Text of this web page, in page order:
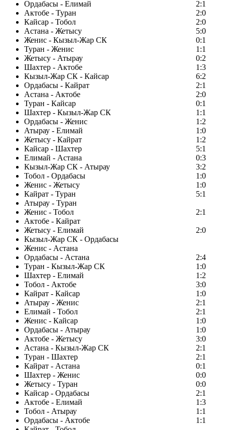
Ордабасы - Елимай
2:1
Актобе - Туран
2:0
Кайсар - Тобол
2:0
Астана - Жетысу
5:0
Женис - Кызыл-Жар СК
0:1
Туран - Женис
1:1
Жетысу - Атырау
0:2
Шахтер - Актобе
1:3
Кызыл-Жар СК - Кайсар
6:2
Ордабасы - Кайрат
2:1
Астана - Актобе
2:0
Туран - Кайсар
0:1
Шахтер - Кызыл-Жар СК
1:1
Ордабасы - Женис
1:2
Атырау - Елимай
1:0
Жетысу - Кайрат
1:2
Кайсар - Шахтер
5:1
Елимай - Астана
0:3
Кызыл-Жар СК - Атырау
3:2
Тобол - Ордабасы
1:0
Женис - Жетысу
1:0
Кайрат - Туран
5:1
Атырау - Туран
Женис - Тобол
2:1
Актобе - Кайрат
Жетысу - Елимай
2:0
Кызыл-Жар СК - Ордабасы
Женис - Астана
Ордабасы - Астана
2:4
Туран - Кызыл-Жар СК
1:0
Шахтер - Елимай
1:2
Тобол - Актобе
3:0
Кайрат - Кайсар
1:0
Атырау - Женис
2:1
Елимай - Тобол
2:1
Женис - Кайсар
1:0
Ордабасы - Атырау
1:0
Актобе - Жетысу
3:0
Астана - Кызыл-Жар СК
2:1
Туран - Шахтер
2:1
Кайрат - Астана
0:1
Шахтер - Женис
0:0
Жетысу - Туран
0:0
Кайсар - Ордабасы
2:1
Актобе - Елимай
1:3
Тобол - Атырау
1:1
Ордабасы - Актобе
1:1